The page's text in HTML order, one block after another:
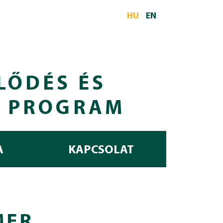
HU EN
ÉS
KAPCSOLAT